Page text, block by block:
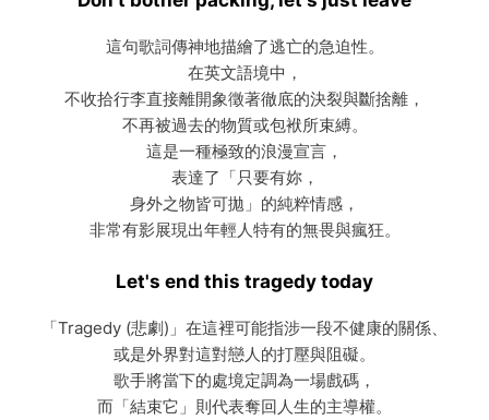
這句歌詞傳神地描繪了逃亡的急迫性。
在英文語境中，
不收拾行李直接離開象徵著徹底的決裂與斷捨離，
不再被過去的物質或包袱所束縛。
這是一種極致的浪漫宣言，
表達了「只要有妳，
身外之物皆可拋」的純粹情感，
非常有影展現出年輕人特有的無畏與瘋狂。
Let's end this tragedy today
「Tragedy (悲劇)」在這裡可能指涉一段不健康的關係、
或是外界對這對戀人的打壓與阻礙。
歌手將當下的處境定調為一場戲碼，
而「結束它」則代表奪回人生的主導權。